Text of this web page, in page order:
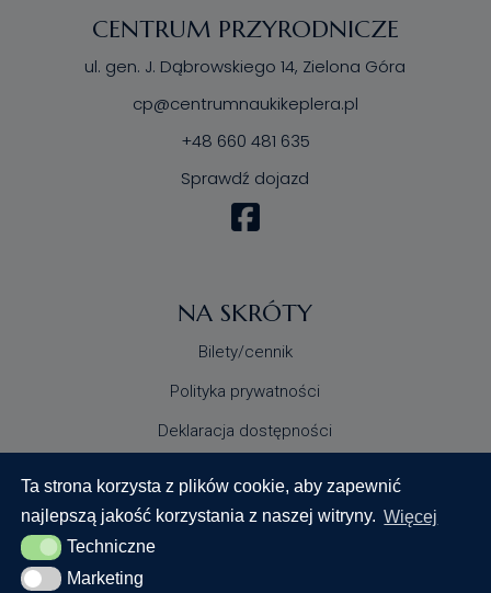
CENTRUM PRZYRODNICZE
ul. gen. J. Dąbrowskiego 14, Zielona Góra
cp@centrumnaukikeplera.pl
+48 660 481 635
Sprawdź dojazd
NA SKRÓTY
Bilety/cennik
Polityka prywatności
Deklaracja dostępności
Ta strona korzysta z plików cookie, aby zapewnić
najlepszą jakość korzystania z naszej witryny. Więcej
TechniczneTechniczne
MarketingMarketing